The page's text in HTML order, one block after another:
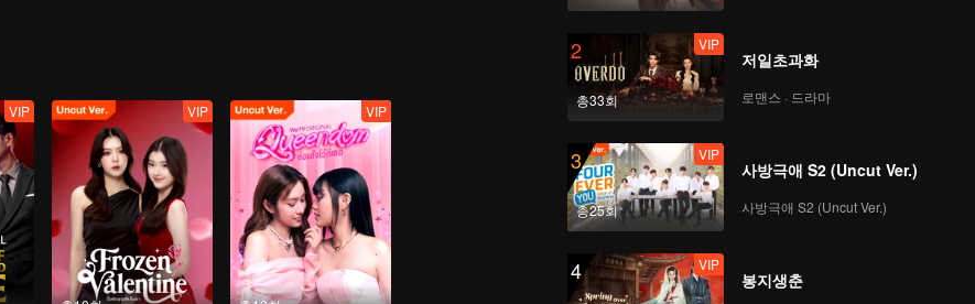
VIP VIP VIP
2
총33회
VIP
저일초과화
로맨스 · 드라마
3
총25회
VIP
사방극애 S2 (Uncut Ver.)
사방극애 S2 (Uncut Ver.)
4 VIP
봉지생춘